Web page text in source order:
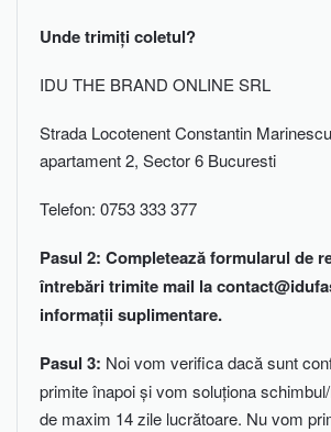
Unde trimiți coletul?
IDU THE BRAND ONLINE SRL
Strada Locotenent Constantin
apartament 2, Sector 6 Bucuresti
Telefon: 0753 333 377
Pasul 2: Completează formularul de
întrebări trimite mail la
informații suplimentare.
Pasul 3: Noi vom verifica dacă sunt
primite înapoi și vom soluționa
de maxim 14 zile lucrătoare. Nu vom